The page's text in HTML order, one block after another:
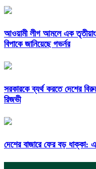
আওয়ামী লীগ আমলে এক
বিপাকে জানিয়েছে গভর্নর
সরকারকে ব্যর্থ করতে দেশের
রিজভী
দেশের বাজারে ফের বড় ধাক্কা: